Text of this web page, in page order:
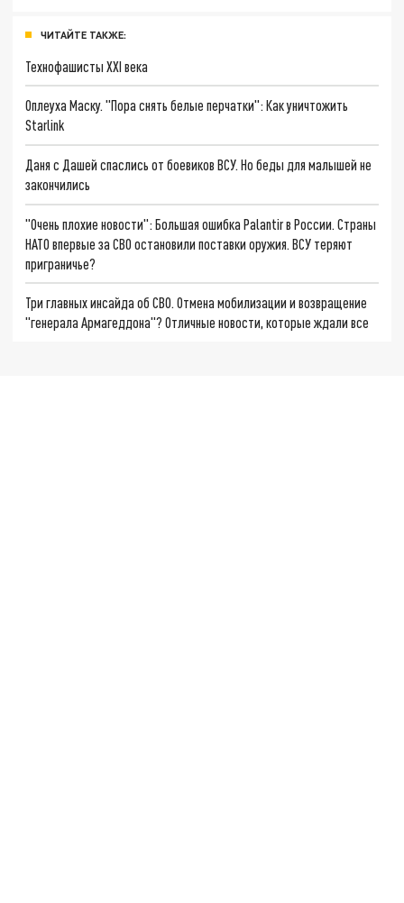
ЧИТАЙТЕ ТАКЖЕ:
Технофашисты XXI века
Оплеуха Маску. "Пора снять белые перчатки": Как уничтожить
Starlink
Даня с Дашей спаслись от боевиков ВСУ. Но беды для малышей не
закончились
"Очень плохие новости": Большая ошибка Palantir в России. Страны
НАТО впервые за СВО остановили поставки оружия. ВСУ теряют
приграничье?
Три главных инсайда об СВО. Отмена мобилизации и возвращение
"генерала Армагеддона"? Отличные новости, которые ждали все